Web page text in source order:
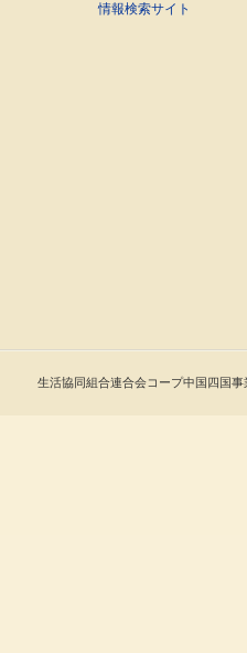
情報検索サイト
生活協同組合連合会コープ中国四国